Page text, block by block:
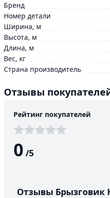
Бренд
Номер детали
Ширина, м
Высота, м
Длина, м
Вес, кг
Страна производитель
Отзывы
Рейтинг покупателей
0 /5
Отзывы Брызговик